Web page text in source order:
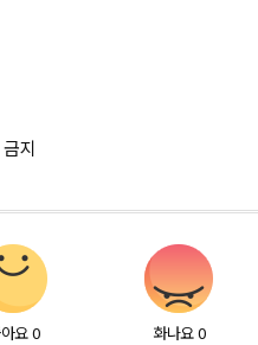
지
요 0 화나요 0